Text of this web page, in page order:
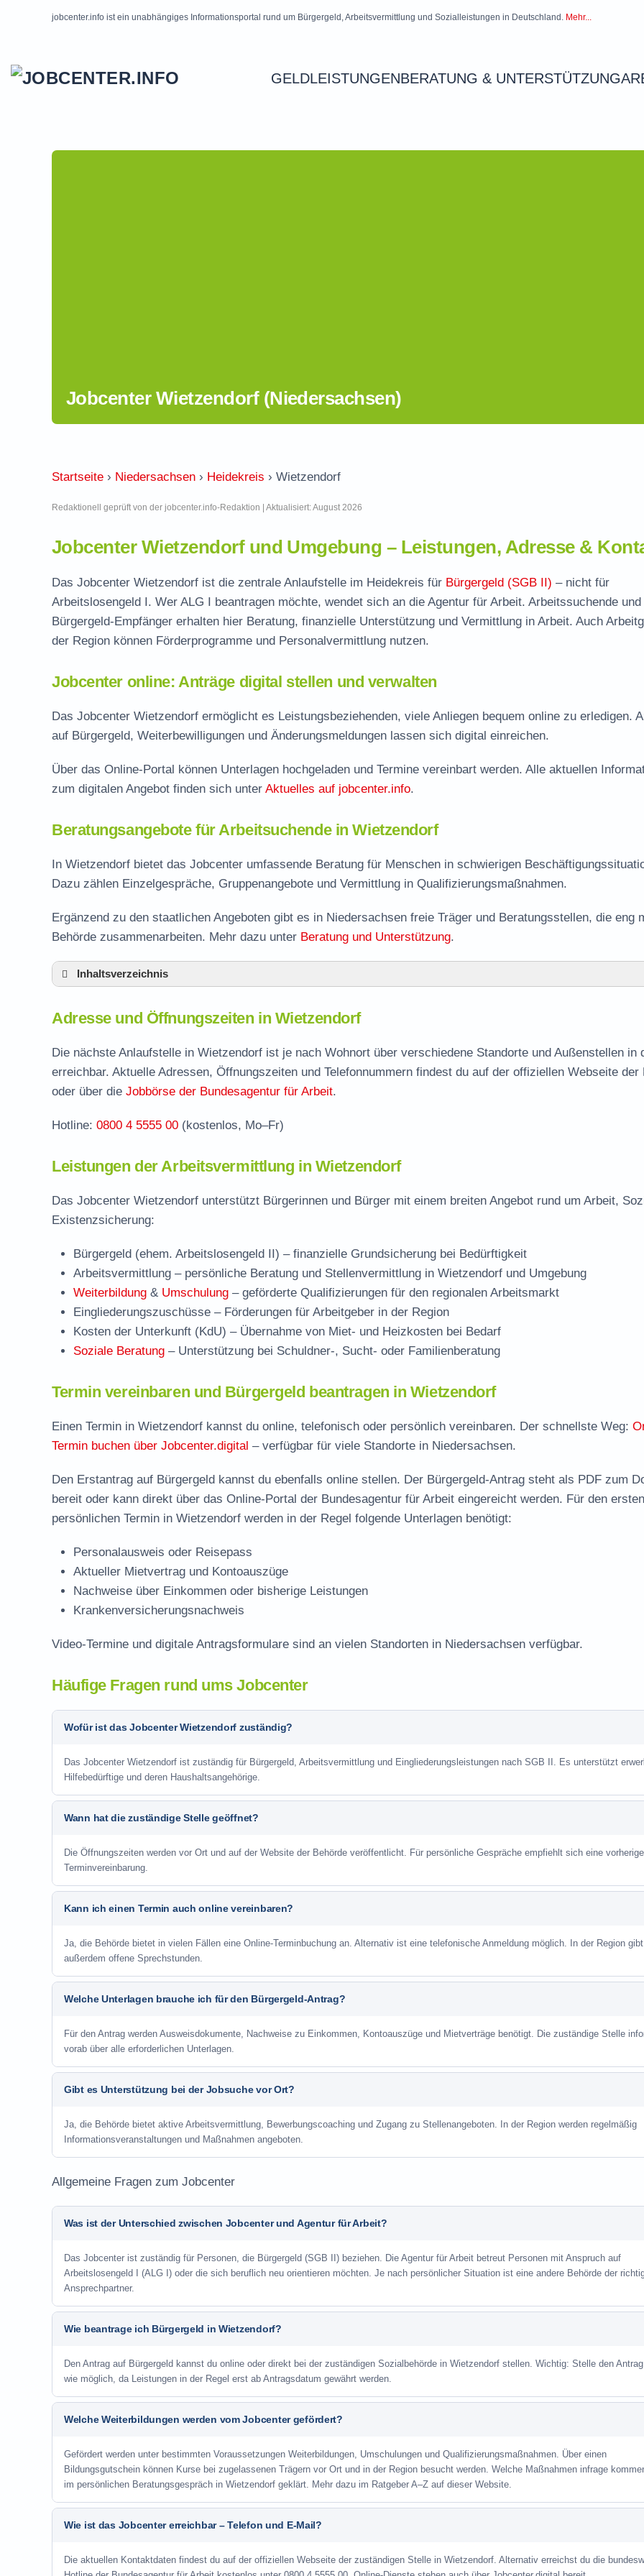
jobcenter.info ist ein unabhängiges Informationsportal rund um Bürgergeld, Arbeitsvermittlung und Sozialleistungen in Deutschland. Mehr...
GELDLEISTUNGENBERATUNG & UNTERSTÜTZUNG
Jobcenter Wietzendorf (Niedersachsen)
Startseite › Niedersachsen › Heidekreis › Wietzendorf
Redaktionell geprüft von der jobcenter.info-Redaktion | Aktualisiert: August 2026
Jobcenter Wietzendorf und Umgebung – Leistungen, Adresse &
Das Jobcenter Wietzendorf ist die zentrale Anlaufstelle im Heidekreis für Bürgergeld (SGB II) – nicht für
Arbeitslosengeld I. Wer ALG I beantragen möchte, wendet sich an die Agentur für Arbeit. Arbeitssuchende und
Bürgergeld-Empfänger erhalten hier Beratung, finanzielle Unterstützung und Vermittlung in Arbeit. Auch
der Region können Förderprogramme und Personalvermittlung nutzen.
Jobcenter online: Anträge digital stellen und verwalten
Das Jobcenter Wietzendorf ermöglicht es Leistungsbeziehenden, viele Anliegen bequem online zu erledigen.
auf Bürgergeld, Weiterbewilligungen und Änderungsmeldungen lassen sich digital einreichen.
Über das Online-Portal können Unterlagen hochgeladen und Termine vereinbart werden. Alle aktuellen
zum digitalen Angebot finden sich unter Aktuelles auf jobcenter.info.
Beratungsangebote für Arbeitsuchende in Wietzendorf
In Wietzendorf bietet das Jobcenter umfassende Beratung für Menschen in schwierigen
Dazu zählen Einzelgespräche, Gruppenangebote und Vermittlung in Qualifizierungsmaßnahmen.
Ergänzend zu den staatlichen Angeboten gibt es in Niedersachsen freie Träger und Beratungsstellen, die eng
Behörde zusammenarbeiten. Mehr dazu unter Beratung und Unterstützung.
Inhaltsverzeichnis
Leistungen der Arbeitsvermittlung in Wietzendorf
Termin vereinbaren und Bürgergeld beantragen
Jobcenter Heidekreis – zuständige Stelle
Stellenangebote und Jobbörse in Wietzendorf
Häufige Fragen rund ums Jobcenter
Adresse und Öffnungszeiten in Wietzendorf
Die nächste Anlaufstelle in Wietzendorf ist je nach Wohnort über verschiedene Standorte und Außenstellen in
erreichbar. Aktuelle Adressen, Öffnungszeiten und Telefonnummern findest du auf der offiziellen Webseite der
oder über die Jobbörse der Bundesagentur für Arbeit.
Hotline: 0800 4 5555 00 (kostenlos, Mo–Fr)
Leistungen der Arbeitsvermittlung in Wietzendorf
Das Jobcenter Wietzendorf unterstützt Bürgerinnen und Bürger mit einem breiten Angebot rund um Arbeit,
Existenzsicherung:
Bürgergeld (ehem. Arbeitslosengeld II) – finanzielle Grundsicherung bei Bedürftigkeit
Arbeitsvermittlung – persönliche Beratung und Stellenvermittlung in Wietzendorf und Umgebung
Weiterbildung & Umschulung – geförderte Qualifizierungen für den regionalen Arbeitsmarkt
Eingliederungszuschüsse – Förderungen für Arbeitgeber in der Region
Kosten der Unterkunft (KdU) – Übernahme von Miet- und Heizkosten bei Bedarf
Soziale Beratung – Unterstützung bei Schuldner-, Sucht- oder Familienberatung
Termin vereinbaren und Bürgergeld beantragen in Wietzendorf
Einen Termin in Wietzendorf kannst du online, telefonisch oder persönlich vereinbaren. Der schnellste Weg:
Termin buchen über Jobcenter.digital – verfügbar für viele Standorte in Niedersachsen.
Den Erstantrag auf Bürgergeld kannst du ebenfalls online stellen. Der Bürgergeld-Antrag steht als PDF zum
bereit oder kann direkt über das Online-Portal der Bundesagentur für Arbeit eingereicht werden. Für den ersten
persönlichen Termin in Wietzendorf werden in der Regel folgende Unterlagen benötigt:
Personalausweis oder Reisepass
Aktueller Mietvertrag und Kontoauszüge
Nachweise über Einkommen oder bisherige Leistungen
Krankenversicherungsnachweis
Video-Termine und digitale Antragsformulare sind an vielen Standorten in Niedersachsen verfügbar.
Häufige Fragen rund ums Jobcenter
Wofür ist das Jobcenter Wietzendorf zuständig?
Das Jobcenter Wietzendorf ist zuständig für Bürgergeld, Arbeitsvermittlung und Eingliederungsleistungen nach SGB II. Es unterstützt
Hilfebedürftige und deren Haushaltsangehörige.
Wann hat die zuständige Stelle geöffnet?
Die Öffnungszeiten werden vor Ort und auf der Website der Behörde veröffentlicht. Für persönliche Gespräche empfiehlt sich eine vorherige
Terminvereinbarung.
Kann ich einen Termin auch online vereinbaren?
Ja, die Behörde bietet in vielen Fällen eine Online-Terminbuchung an. Alternativ ist eine telefonische Anmeldung möglich. In der Region
außerdem offene Sprechstunden.
Welche Unterlagen brauche ich für den Bürgergeld-Antrag?
Für den Antrag werden Ausweisdokumente, Nachweise zu Einkommen, Kontoauszüge und Mietverträge benötigt. Die zuständige Stelle
vorab über alle erforderlichen Unterlagen.
Gibt es Unterstützung bei der Jobsuche vor Ort?
Ja, die Behörde bietet aktive Arbeitsvermittlung, Bewerbungscoaching und Zugang zu Stellenangeboten. In der Region werden regelmäßig
Informationsveranstaltungen und Maßnahmen angeboten.
Allgemeine Fragen zum Jobcenter
Was ist der Unterschied zwischen Jobcenter und Agentur für Arbeit?
Das Jobcenter ist zuständig für Personen, die Bürgergeld (SGB II) beziehen. Die Agentur für Arbeit betreut Personen mit Anspruch auf
Arbeitslosengeld I (ALG I) oder die sich beruflich neu orientieren möchten. Je nach persönlicher Situation ist eine andere Behörde der
Ansprechpartner.
Wie beantrage ich Bürgergeld in Wietzendorf?
Den Antrag auf Bürgergeld kannst du online oder direkt bei der zuständigen Sozialbehörde in Wietzendorf stellen. Wichtig: Stelle den
wie möglich, da Leistungen in der Regel erst ab Antragsdatum gewährt werden.
Welche Weiterbildungen werden vom Jobcenter gefördert?
Gefördert werden unter bestimmten Voraussetzungen Weiterbildungen, Umschulungen und Qualifizierungsmaßnahmen. Über einen
Bildungsgutschein können Kurse bei zugelassenen Trägern vor Ort und in der Region besucht werden. Welche Maßnahmen infrage
im persönlichen Beratungsgespräch in Wietzendorf geklärt. Mehr dazu im Ratgeber A–Z auf dieser Website.
Wie ist das Jobcenter erreichbar – Telefon und E-Mail?
Die aktuellen Kontaktdaten findest du auf der offiziellen Webseite der zuständigen Stelle in Wietzendorf. Alternativ erreichst du die